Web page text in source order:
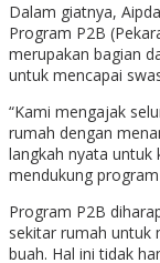
Dalam giatnya,
Program P2B
merupakan bagian
untuk mencapai
“Kami mengajak
rumah dengan
langkah nyata untuk
mendukung
Program P2B
sekitar rumah untuk
buah. Hal ini tidak